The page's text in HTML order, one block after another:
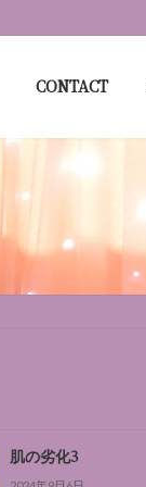
CONTACT
肌の劣化3